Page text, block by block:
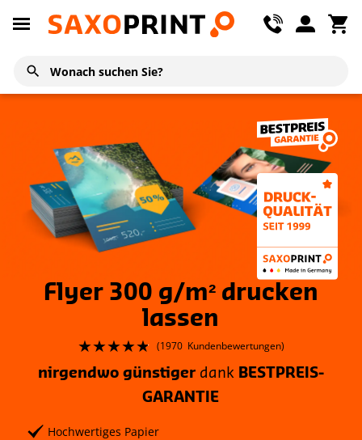
Flyer 300 g/m² drucken
lassen
(1970 Kundenbewertungen)
nirgendwo günstigerdank BESTPREIS-
GARANTIE
Hochwertiges Papier